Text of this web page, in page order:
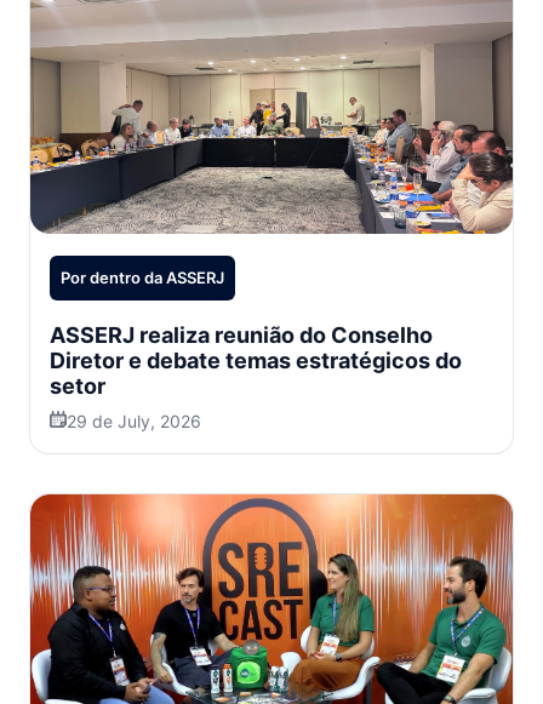
Por dentro da ASSERJ
ASSERJ realiza reunião do Conselho
Diretor e debate temas estratégicos do
setor
29 de July, 2026